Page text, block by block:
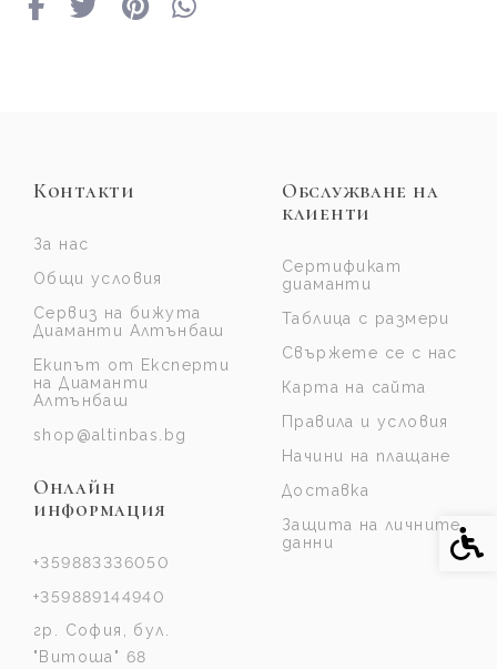
Контакти
За нас
Общи условия
Сервиз на бижута
Диаманти Алтънбаш
Екипът от Експерти
на Диаманти
Алтънбаш
shop@altinbas.bg
Онлайн
информация
+359883336050
+359889144940
гр. София, бул.
"Витоша" 68
Обслужване на
клиенти
Сертификат
диаманти
Таблица с размери
Свържете се с нас
Карта на сайта
Правила и условия
Начини на плащане
Доставка
Защита на личните
данни